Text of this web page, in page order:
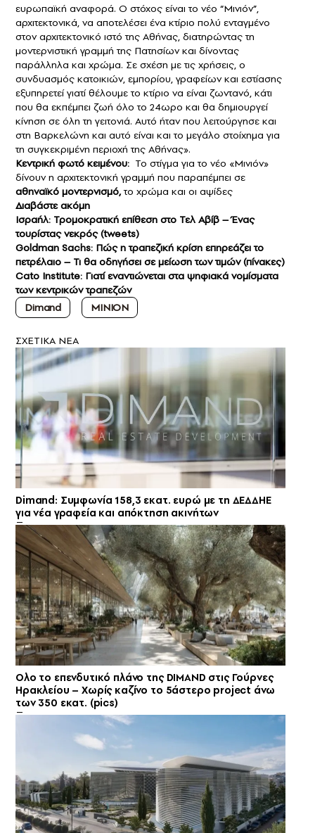
ευρωπαϊκή αναφορά. Ο στόχος είναι το νέο “Μινιόν”,
αρχιτεκτονικά, να αποτελέσει ένα κτίριο πολύ ενταγμένο
στον αρχιτεκτονικό ιστό της Αθήνας, διατηρώντας τη
μοντερνιστική γραμμή της Πατησίων και δίνοντας
παράλληλα και χρώμα. Σε σχέση με τις χρήσεις, ο
συνδυασμός κατοικιών, εμπορίου, γραφείων και εστίασης
εξυπηρετεί γιατί θέλουμε το κτίριο να είναι ζωντανό, κάτι
που θα εκπέμπει ζωή όλο το 24ωρο και θα δημιουργεί
κίνηση σε όλη τη γειτονιά. Αυτό ήταν που λειτούργησε και
στη Βαρκελώνη και αυτό είναι και το μεγάλο στοίχημα για
τη συγκεκριμένη περιοχή της Αθήνας».
Κεντρική φωτό κειμένου: Το στίγμα για το νέο «Μινιόν»
δίνουν η αρχιτεκτονική γραμμή που παραπέμπει σε
αθηναϊκό μοντερνισμό,το χρώμα και οι αψίδες
Διαβάστε ακόμη
Ισραήλ: Τρομοκρατική επίθεση στο Τελ Αβίβ – Ένας
τουρίστας νεκρός (tweets)
Goldman Sachs: Πώς η τραπεζική κρίση επηρεάζει το
πετρέλαιο – Τι θα οδηγήσει σε μείωση των τιμών (πίνακες)
Cato Institute: Γιατί εναντιώνεται στα ψηφιακά νομίσματα
των κεντρικών τραπεζών
Dimand
ΜΙΝΙΟΝ
ΣXETIKA NEA
Dimand: Συμφωνία 158,3 εκατ. ευρώ με τη ΔΕΔΔΗΕ
για νέα γραφεία και απόκτηση ακινήτων
Ολο το επενδυτικό πλάνο της DIMAND στις Γούρνες
Ηρακλείου – Xωρίς καζίνο το 5άστερο project άνω
των 350 εκατ. (pics)